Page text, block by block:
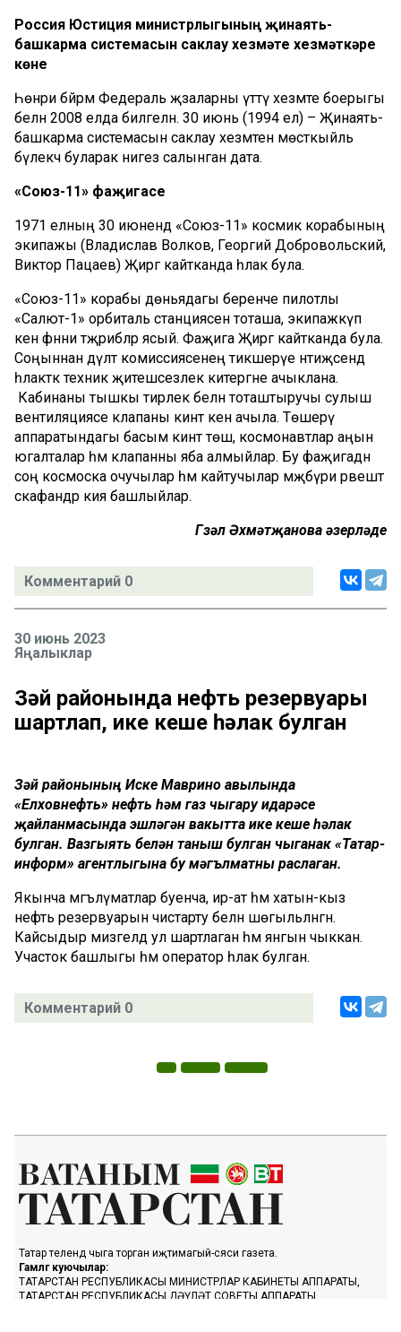
Россия Юстиция министрлыгының җинаять-
башкарма системасын саклау хезмәте хезмәткәре
көне
Һөнәри бәйрәм Федераль җәзаларны үтәтү хезмәте боерыгы
белән 2008 елда билгелән. 30 июнь (1994 ел) – Җинаять-
башкарма системасын саклау хезмәтенә мөстәкыйль
бүлекчә буларак нигез салынган дата.
«Союз-11» фаҗигасе
1971 елның 30 июнендә «Союз-11» космик корабының
экипажы (Владислав Волков, Георгий Добровольский,
Виктор Пацаев) Җиргә кайтканда һәлак була.
«Союз-11» корабы дөньядагы беренче пилотлы
«Салют-1» орбиталь станциясенә тоташа, экипажкүп
кенә фәнни тәҗрибәләр ясый. Фаҗига Җиргә кайтканда була.
Соңыннан дәүләт комиссиясенең тикшерүе нәтиҗәсендә
һәлакәткә техник җитешсезлек китергәне ачыклана.
Кабинаны тышкытирәлек белән тоташтыручы сулыш
вентиляциясе клапаны кинәт кенә ачыла. Төшерү
аппаратындагы басым кинәт төш, космонавтлар аңын
югалталар һәм клапанны яба алмыйлар. Бу фаҗигадән
соң космоска очучылар һәм кайтучылар мәҗбүри рәвештә
скафандр кия башлыйлар.
Гүзәл Әхмәтҗанова әзерләде
Комментарий 0
30 июнь 2023
Яңалыклар
Зәй районында нефть резервуары
шартлап, ике кеше һәлак булган
Зәй районының Иске Маврино авылында
«Елховнефть» нефть һәм газ чыгару идарәсе
җайланмасында эшләгән вакытта ике кеше һәлак
булган. Вазгыять белән таныш булган чыганак «Татар-
информ» агентлыгына бу мәгълүматны раслаган.
Якынча мәгълүматлар буенча, ир-ат һәм хатын-кыз
нефть резервуарын чистарту белән шөгыльләнгән.
Кайсыдыр мизгелдә ул шартлаган һәм янгын чыккан.
Участок башлыгы һәм оператор һәлак булган.
Комментарий 0
Татар телендә чыга торган иҗтимагый-сәяси газета.
Гамәлгә куючылар:
ТАТАРСТАН РЕСПУБЛИКАСЫ МИНИСТРЛАР КАБИНЕТЫ АППАРАТЫ,
ТАТАРСТАН РЕСПУБЛИКАСЫ ДӘҮЛӘТ СОВЕТЫ АППАРАТЫ.